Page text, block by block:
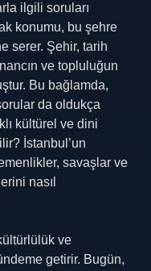
ilgili soruları
konumu, bu şehre
serer. Şehir, tarih
ve topluluğun
Bu bağlamda,
da oldukça
kültürel ve dini
İstanbul’un
savaşlar ve
nasıl
ve
getirir. Bugün,